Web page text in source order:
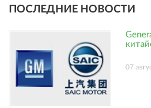
ПОСЛЕДНИЕ НОВОСТИ
07